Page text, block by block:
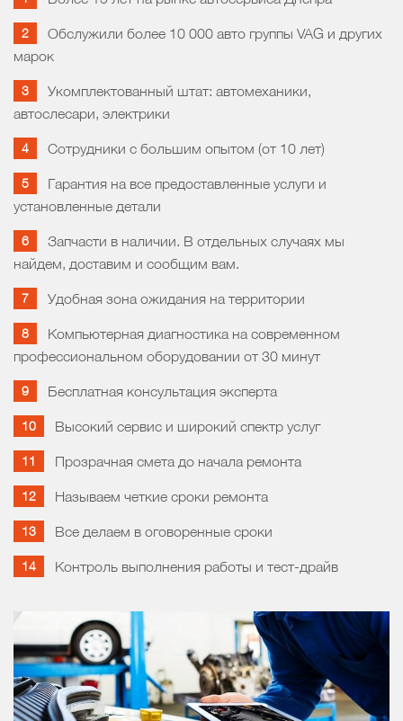
Обслужили более 10 000 авто группы VAG и других
марок
Укомплектованный штат: автомеханики,
автослесари, электрики
Сотрудники с большим опытом (от 10 лет)
Гарантия на все предоставленные услуги и
установленные детали
Запчасти в наличии. В отдельных случаях мы
найдем, доставим и сообщим вам.
Удобная зона ожидания на территории
Компьютерная диагностика на современном
профессиональном оборудовании от 30 минут
Бесплатная консультация эксперта
Высокий сервис и широкий спектр услуг
Прозрачная смета до начала ремонта
Называем четкие сроки ремонта
Все делаем в оговоренные сроки
Контроль выполнения работы и тест-драйв